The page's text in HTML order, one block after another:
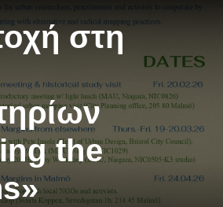
στη
the